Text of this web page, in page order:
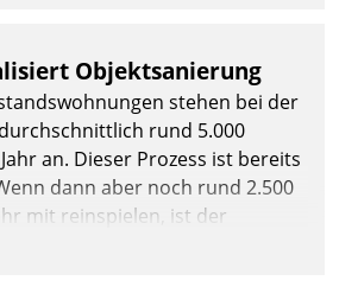
Objektsanierung
stehen bei der
rund 5.000
an. Dieser Prozess ist bereits
dann aber noch rund 2.500
mit reinspielen, ist der
immens. Im